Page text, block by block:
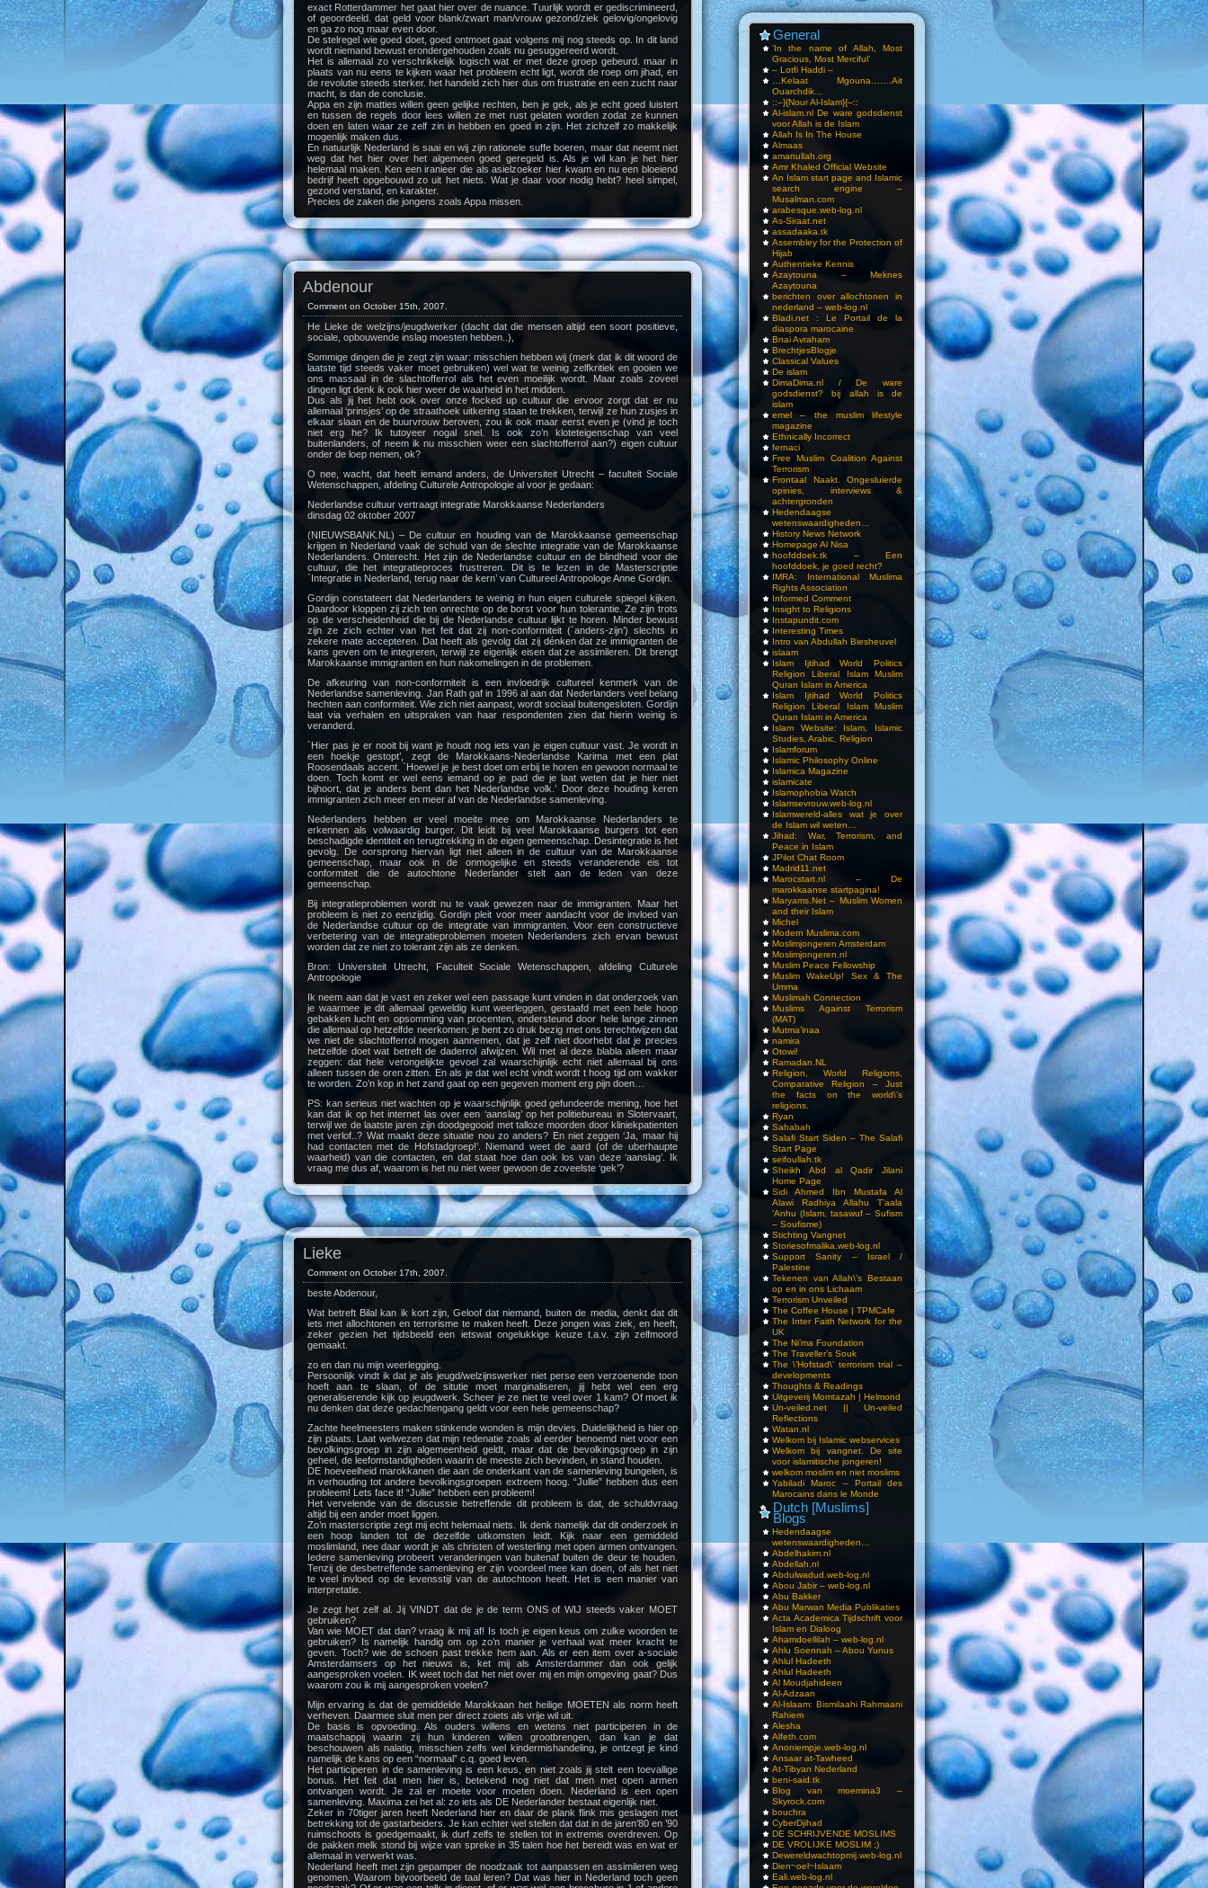
General
‘In the name of Allah, Most
Gracious, Most Merciful’
– Lotfi Haddi –
…Kelaat Mgouna…….Ait
Ouarchdik…
::–}{Nour Al-Islam}{–::
Al-islam.nl De ware godsdienst
voor Allah is de Islam
Allah Is In The House
Almaas
amanullah.org
Amr Khaled Official Website
An Islam start page and Islamic
search engine –
Musalman.com
arabesque.web-log.nl
As-Siraat.net
assadaaka.tk
Assembley for the Protection of
Hijab
Authentieke Kennis
Azaytouna – Meknes
Azaytouna
berichten over allochtonen in
nederland – web-log.nl
Bladi.net : Le Portail de la
diaspora marocaine
Bnai Avraham
BrechtjesBlogje
Classical Values
De islam
DimaDima.nl / De ware
godsdienst? bij allah is de
islam
emel – the muslim lifestyle
magazine
Ethnically Incorrect
fernaci
Free Muslim Coalition Against
Terrorism
Frontaal Naakt. Ongesluierde
opinies, interviews &
achtergronden
Hedendaagse
wetenswaardigheden…
History News Network
Homepage Al Nisa
hoofddoek.tk – Een
hoofddoek, je goed recht?
IMRA: International Muslima
Rights Association
Informed Comment
Insight to Religions
Instapundit.com
Interesting Times
Intro van Abdullah Biesheuvel
islaam
Islam Ijtihad World Politics
Religion Liberal Islam Muslim
Quran Islam in America
Islam Ijtihad World Politics
Religion Liberal Islam Muslim
Quran Islam in America
Islam Website: Islam, Islamic
Studies, Arabic, Religion
Islamforum
Islamic Philosophy Online
Islamica Magazine
islamicate
Islamophobia Watch
Islamsevrouw.web-log.nl
Islamwereld-alles wat je over
de Islam wil weten…
Jihad: War, Terrorism, and
Peace in Islam
JPilot Chat Room
Madrid11.net
Marocstart.nl – De
marokkaanse startpagina!
Maryams.Net – Muslim Women
and their Islam
Michel
Modern Muslima.com
Moslimjongeren Amsterdam
Moslimjongeren.nl
Muslim Peace Fellowship
Muslim WakeUp! Sex & The
Umma
Muslimah Connection
Muslims Against Terrorism
(MAT)
Mutma’inaa
namira
Otowi!
Ramadan.NL
Religion, World Religions,
Comparative Religion – Just
the facts on the world\’s
religions.
Ryan
Sahabah
Salafi Start Siden – The Salafi
Start Page
seifoullah.tk
Sheikh Abd al Qadir Jilani
Home Page
Sidi Ahmed Ibn Mustafa Al
Alawi Radhiya Allahu T’aala
‘Anhu (Islam, tasawuf – Sufism
– Soufisme)
Stichting Vangnet
Storiesofmalika.web-log.nl
Support Sanity – Israel /
Palestine
Tekenen van Allah\’s Bestaan
op en in ons Lichaam
Terrorism Unveiled
The Coffee House | TPMCafe
The Inter Faith Network for the
UK
The Ni’ma Foundation
The Traveller’s Souk
The \’Hofstad\’ terrorism trial –
developments
Thoughts & Readings
Uitgeverij Momtazah | Helmond
Un-veiled.net || Un-veiled
Reflections
Watan.nl
Welkom bij Islamic webservices
Welkom bij vangnet. De site
voor islamitische jongeren!
welkom moslim en niet moslims
Yabiladi Maroc – Portail des
Marocains dans le Monde
Dutch [Muslims]
Blogs
Hedendaagse
wetenswaardigheden…
Abdelhakim.nl
Abdellah.nl
Abdulwadud.web-log.nl
Abou Jabir – web-log.nl
Abu Bakker
Abu Marwan Media Publikaties
Acta Academica Tijdschrift voor
Islam en Dialoog
Ahamdoellilah – web-log.nl
Ahlu Soennah – Abou Yunus
Ahlul Hadeeth
Ahlul Hadeeth
Al Moudjahideen
Al-Adzaan
Al-Islaam: Bismilaahi Rahmaani
Rahiem
Alesha
Alfeth.com
Anoniempje.web-log.nl
Ansaar at-Tawheed
At-Tibyan Nederland
beni-said.tk
Blog van moemina3 –
Skyrock.com
bouchra
CyberDjihad
DE SCHRIJVENDE MOSLIMS
DE VROLIJKE MOSLIM ;)
Dewereldwachtopmij.web-log.nl
Dien~oel~Islaam
Eali.web-log.nl
exact Rotterdammer het gaat hier over de nuance. Tuurlijk wordt er gediscrimineerd,
of geoordeeld. dat geld voor blank/zwart man/vrouw gezond/ziek gelovig/ongelovig
en ga zo nog maar even door.
De stelregel wie goed doet, goed ontmoet gaat volgens mij nog steeds op. In dit land
wordt niemand bewust erondergehouden zoals nu gesuggereerd wordt.
Het is allemaal zo verschrikkelijk logisch wat er met deze groep gebeurd. maar in
plaats van nu eens te kijken waar het probleem echt ligt, wordt de roep om jihad, en
de revolutie steeds sterker. het handeld zich hier dus om frustratie en een zucht naar
macht, is dan de conclusie.
Appa en zijn matties willen geen gelijke rechten, ben je gek, als je echt goed luistert
en tussen de regels door lees willen ze met rust gelaten worden zodat ze kunnen
doen en laten waar ze zelf zin in hebben en goed in zijn. Het zichzelf zo makkelijk
mogenlijk maken dus.
En natuurlijk Nederland is saai en wij zijn rationele suffe boeren, maar dat neemt niet
weg dat het hier over het algemeen goed geregeld is. Als je wil kan je het hier
helemaal maken. Ken een iranieer die als asielzoeker hier kwam en nu een bloeiend
bedrijf heeft opgebouwd zo uit het niets. Wat je daar voor nodig hebt? heel simpel,
gezond verstand, en karakter.
Precies de zaken die jongens zoals Appa missen.
Abdenour
Comment on October 15th, 2007.
He Lieke de welzijns/jeugdwerker (dacht dat die mensen altijd een soort positieve,
sociale, opbouwende inslag moesten hebben..),
Sommige dingen die je zegt zijn waar: misschien hebben wij (merk dat ik dit woord de
laatste tijd steeds vaker moet gebruiken) wel wat te weinig zelfkritiek en gooien we
ons massaal in de slachtofferrol als het even moeilijk wordt. Maar zoals zoveel
dingen ligt denk ik ook hier weer de waarheid in het midden.
Dus als jij het hebt ook over onze focked up cultuur die ervoor zorgt dat er nu
allemaal ‘prinsjes’ op de straathoek uitkering staan te trekken, terwijl ze hun zusjes in
elkaar slaan en de buurvrouw beroven, zou ik ook maar eerst even je (vind je toch
niet erg he? Ik tutoyeer nogal snel. Is ook zo’n kloteteigenschap van veel
buitenlanders, of neem ik nu misschien weer een slachtofferrol aan?) eigen cultuur
onder de loep nemen, ok?
O nee, wacht, dat heeft iemand anders, de Universiteit Utrecht – faculteit Sociale
Wetenschappen, afdeling Culturele Antropologie al voor je gedaan:
Nederlandse cultuur vertraagt integratie Marokkaanse Nederlanders
dinsdag 02 oktober 2007
(NIEUWSBANK.NL) – De cultuur en houding van de Marokkaanse gemeenschap
krijgen in Nederland vaak de schuld van de slechte integratie van de Marokkaanse
Nederlanders. Onterecht. Het zijn de Nederlandse cultuur en de blindheid voor die
cultuur, die het integratieproces frustreren. Dit is te lezen in de Masterscriptie
`Integratie in Nederland, terug naar de kern’ van Cultureel Antropologe Anne Gordijn.
Gordijn constateert dat Nederlanders te weinig in hun eigen culturele spiegel kijken.
Daardoor kloppen zij zich ten onrechte op de borst voor hun tolerantie. Ze zijn trots
op de verscheidenheid die bij de Nederlandse cultuur lijkt te horen. Minder bewust
zijn ze zich echter van het feit dat zij non-conformiteit (`anders-zijn’) slechts in
zekere mate accepteren. Dat heeft als gevolg dat zij dénken dat ze immigranten de
kans geven om te integreren, terwijl ze eigenlijk eisen dat ze assimileren. Dit brengt
Marokkaanse immigranten en hun nakomelingen in de problemen.
De afkeuring van non-conformiteit is een invloedrijk cultureel kenmerk van de
Nederlandse samenleving. Jan Rath gaf in 1996 al aan dat Nederlanders veel belang
hechten aan conformiteit. Wie zich niet aanpast, wordt sociaal buitengesloten. Gordijn
laat via verhalen en uitspraken van haar respondenten zien dat hierin weinig is
veranderd.
`Hier pas je er nooit bij want je houdt nog iets van je eigen cultuur vast. Je wordt in
een hoekje gestopt’, zegt de Marokkaans-Nederlandse Karima met een plat
Roosendaals accent. `Hoewel je je best doet om erbij te horen en gewoon normaal te
doen. Toch komt er wel eens iemand op je pad die je laat weten dat je hier niet
bijhoort, dat je anders bent dan het Nederlandse volk.’ Door deze houding keren
immigranten zich meer en meer af van de Nederlandse samenleving.
Nederlanders hebben er veel moeite mee om Marokkaanse Nederlanders te
erkennen als volwaardig burger. Dit leidt bij veel Marokkaanse burgers tot een
beschadigde identiteit en terugtrekking in de eigen gemeenschap. Desintegratie is het
gevolg. De oorsprong hiervan ligt niet alleen in de cultuur van de Marokkaanse
gemeenschap, maar ook in de onmogelijke en steeds veranderende eis tot
conformiteit die de autochtone Nederlander stelt aan de leden van deze
gemeenschap.
Bij integratieproblemen wordt nu te vaak gewezen naar de immigranten. Maar het
probleem is niet zo eenzijdig. Gordijn pleit voor meer aandacht voor de invloed van
de Nederlandse cultuur op de integratie van immigranten. Voor een constructieve
verbetering van de integratieproblemen moeten Nederlanders zich ervan bewust
worden dat ze niet zo tolerant zijn als ze denken.
Bron: Universiteit Utrecht, Faculteit Sociale Wetenschappen, afdeling Culturele
Antropologie
Ik neem aan dat je vast en zeker wel een passage kunt vinden in dat onderzoek van
je waarmee je dit allemaal geweldig kunt weerleggen, gestaafd met een hele hoop
gebakken lucht en opsomming van procenten, ondersteund door hele lange zinnen
die allemaal op hetzelfde neerkomen: je bent zo druk bezig met ons terechtwijzen dat
we niet de slachtofferrol mogen aannemen, dat je zelf niet doorhebt dat je precies
hetzelfde doet wat betreft de daderrol afwijzen. Wil met al deze blabla alleen maar
zeggen: dat hele verongelijkte gevoel zal waarschijnlijk echt niet allemaal bij ons
alleen tussen de oren zitten. En als je dat wel echt vindt wordt t hoog tijd om wakker
te worden. Zo’n kop in het zand gaat op een gegeven moment erg pijn doen…
PS: kan serieus niet wachten op je waarschijnlijk goed gefundeerde mening, hoe het
kan dat ik op het internet las over een ‘aanslag’ op het politiebureau in Slotervaart,
terwijl we de laatste jaren zijn doodgegooid met talloze moorden door kliniekpatienten
met verlof..? Wat maakt deze situatie nou zo anders? En niet zeggen ‘Ja, maar hij
had contacten met de Hofstadgroep!’. Niemand weet de aard (of de uberhaupte
waarheid) van die contacten, en dat staat hoe dan ook los van deze ‘aanslag’. Ik
vraag me dus af, waarom is het nu niet weer gewoon de zoveelste ‘gek’?
Lieke
Comment on October 17th, 2007.
beste Abdenour,
Wat betreft Bilal kan ik kort zijn, Geloof dat niemand, buiten de media, denkt dat dit
iets met allochtonen en terrorisme te maken heeft. Deze jongen was ziek, en heeft,
zeker gezien het tijdsbeeld een ietswat ongelukkige keuze t.a.v. zijn zelfmoord
gemaakt.
zo en dan nu mijn weerlegging.
Persoonlijk vindt ik dat je als jeugd/welzijnswerker niet perse een verzoenende toon
hoeft aan te slaan, of de situtie moet marginaliseren, jij hebt wel een erg
generaliserende kijk op jeugdwerk. Scheer je ze niet te veel over 1 kam? Of moet ik
nu denken dat deze gedachtengang geldt voor een hele gemeenschap?
Zachte heelmeesters maken stinkende wonden is mijn devies. Duidelijkheid is hier op
zijn plaats. Laat welwezen dat mijn redenatie zoals al eerder benoemd niet voor een
bevolkingsgroep in zijn algemeenheid geldt, maar dat de bevolkingsgroep in zijn
geheel, de leefomstandigheden waarin de meeste zich bevinden, in stand houden.
DE hoeveelheid marokkanen die aan de onderkant van de samenleving bungelen, is
in verhouding tot andere bevolkingsgroepen extreem hoog. “Jullie” hebben dus een
probleem! Lets face it! “Jullie” hebben een probleem!
Het vervelende van de discussie betreffende dit probleem is dat, de schuldvraag
altijd bij een ander moet liggen.
Zo’n masterscriptie zegt mij echt helemaal niets. Ik denk namelijk dat dit onderzoek in
een hoop landen tot de dezelfde uitkomsten leidt. Kijk naar een gemiddeld
moslimland, nee daar wordt je als christen of westerling met open armen ontvangen.
Iedere samenleving probeert veranderingen van buitenaf buiten de deur te houden.
Tenzij de desbetreffende samenleving er zijn voordeel mee kan doen, of als het niet
te veel invloed op de levensstijl van de autochtoon heeft. Het is een manier van
interpretatie.
Je zegt het zelf al. Jij VINDT dat de je de term ONS of WIJ steeds vaker MOET
gebruiken?
Van wie MOET dat dan? vraag ik mij af! Is toch je eigen keus om zulke woorden te
gebruiken? Is namelijk handig om op zo’n manier je verhaal wat meer kracht te
geven. Toch? wie de schoen past trekke hem aan. Als er een item over a-sociale
Amsterdamsers op het nieuws is, ket mij als Amsterdammer dan ook gelijk
aangesproken voelen. IK weet toch dat het niet over mij en mijn omgeving gaat? Dus
waarom zou ik mij aangesproken voelen?
Mijn ervaring is dat de gemiddelde Marokkaan het heilige MOETEN als norm heeft
verheven. Daarmee sluit men per direct zoiets als vrije wil uit.
De basis is opvoeding. Als ouders willens en wetens niet participeren in de
maatschappij waarin zij hun kinderen willen grootbrengen, dan kan je dat
beschouwen als nalatig, misschien zelfs wel kindermishandeling, je ontzegt je kind
namelijk de kans op een “normaal” c.q. goed leven.
Het participeren in de samenleving is een keus, en niet zoals jij stelt een toevallige
bonus. Het feit dat men hier is, betekend nog niet dat men met open armen
ontvangen wordt. Je zal er moeite voor moeten doen. Nederland is een open
samenleving. Maxima zei het al: zo iets als DE Nederlander bestaat eigenlijk niet.
Zeker in 70tiger jaren heeft Nederland hier en daar de plank flink mis geslagen met
betrekking tot de gastarbeiders. Je kan echter wel stellen dat dat in de jaren’80 en ’90
ruimschoots is goedgemaakt, ik durf zelfs te stellen tot in extremis overdreven. Op
de pakken melk stond bij wijze van spreke in 35 talen hoe het bereidt was en wat er
allemaal in verwerkt was.
Nederland heeft met zijn gepamper de noodzaak tot aanpassen en assimileren weg
genomen. Waarom bijvoorbeeld de taal leren? Dat was hier in Nederland toch geen